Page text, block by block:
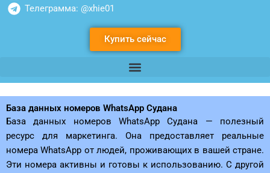
Телеграмма: @xhie01
Купить сейчас
База данных номеров WhatsApp Судана
База данных номеров WhatsApp Судана — полезный
ресурс для маркетинга. Она предоставляет реальные
номера WhatsApp от людей, проживающих в вашей стране.
Эти номера активны и готовы к использованию. С другой